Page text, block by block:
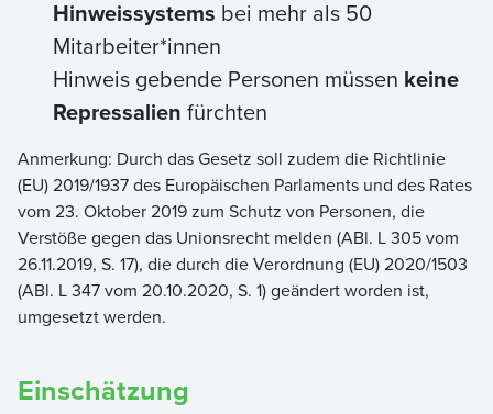
Hinweissystems bei mehr als 50
Mitarbeiter*innen
Hinweis gebende Personen müssen keine
Repressalien fürchten
Anmerkung: Durch das Gesetz soll zudem die Richtlinie
(EU) 2019/1937 des Europäischen Parlaments und des Rates
vom 23. Oktober 2019 zum Schutz von Personen, die
Verstöße gegen das Unionsrecht melden (ABl. L 305 vom
26.11.2019, S. 17), die durch die Verordnung (EU) 2020/1503
(ABl. L 347 vom 20.10.2020, S. 1) geändert worden ist,
umgesetzt werden.
Einschätzung